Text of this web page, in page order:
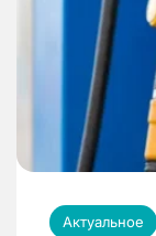
Актуальное